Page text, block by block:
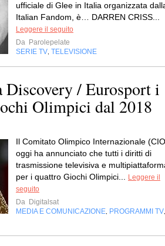
ufficiale di Glee in Italia organizzata
Italian Fandom, è… DARREN CRISS...
Leggere il seguito
Da Parolepelate
SERIE TV TELEVISIONE
Discovery / Eurosport i
Olimpici dal 2018
Il Comitato Olimpico Internazionale
oggi ha annunciato che tutti i diritti di
trasmissione televisiva e
per i quattro Giochi Olimpici...
Leggere il
seguito
Da Digitalsat
MEDIA E COMUNICAZIONE PROGRAMMI TV